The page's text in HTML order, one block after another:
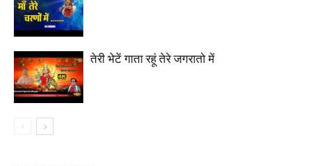
तेरी भेटें गाता रहूं तेरे जगरातो में